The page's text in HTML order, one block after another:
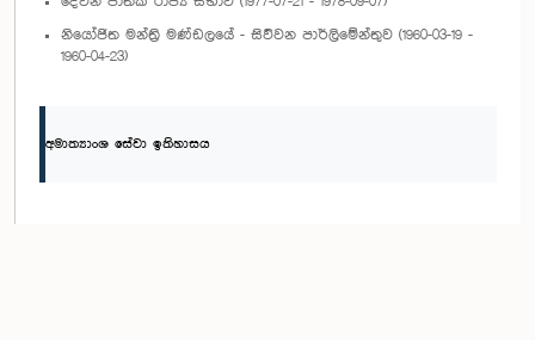
නියෝජිත මන්ත්‍රි මණ්ඩලයේ - සිව්වන පාර්ලිමේන්තුව (1960-03-19 -
1960-04-23)
අමාත්‍යාංශ සේවා ඉතිහාසය